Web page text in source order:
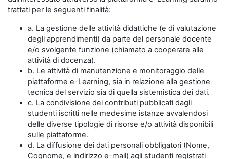
trattati per le seguenti finalità:
a. La gestione delle attività didattiche (e di valutazione
degli apprendimenti) da parte del personale docente
e/o svolgente funzione (chiamato a cooperare alle
attività di docenza).
b. Le attività di manutenzione e monitoraggio delle
piattaforme e-Learning, sia in relazione alla gestione
tecnica del servizio sia di quella sistemistica dei dati.
c. La condivisione dei contributi pubblicati dagli
studenti iscritti nelle medesime istanze avvalendosi
delle diverse tipologie di risorse e/o attività disponibili
sulle piattaforme.
d. La diffusione dei dati personali obbligatori (Nome,
Cognome, e indirizzo e-mail) agli studenti registrati